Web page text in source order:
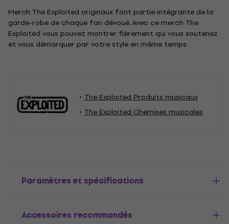
Merch The Exploited originaux font partie intégrante de la
garde-robe de chaque fan dévoué. Avec ce merch The
Exploited vous pouvez montrer fièrement qui vous soutenez
et vous démarquer par votre style en même temps.
The Exploited Produits musicaux
The Exploited Chemises musicales
Paramètres et spécifications
Accessoires recommandés